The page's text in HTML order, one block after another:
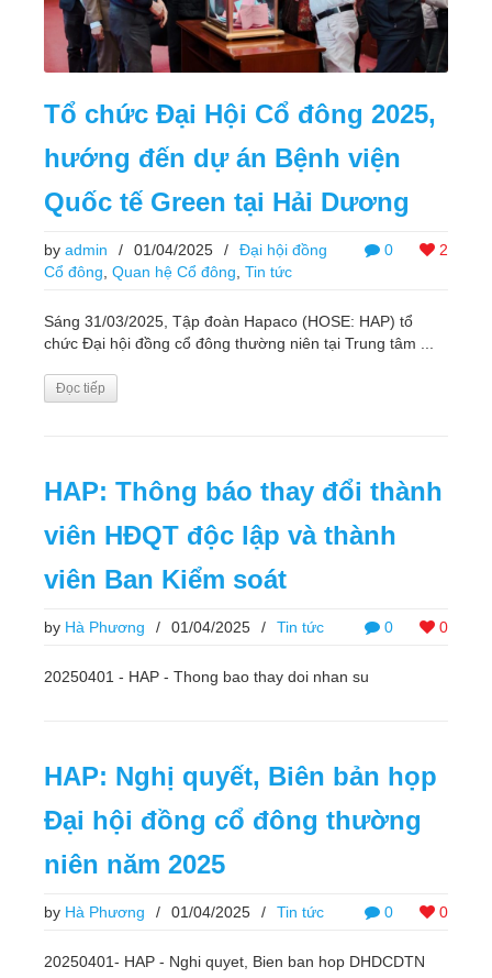
Tổ chức Đại Hội Cổ đông 2025,
hướng đến dự án Bệnh viện
Quốc tế Green tại Hải Dương
0 2
by admin / 01/04/2025 /
Đại hội đồng
Cổ đông Quan hệ Cổ đông Tin tức
Sáng 31/03/2025, Tập đoàn Hapaco (HOSE: HAP) tổ
chức Đại hội đồng cổ đông thường niên tại Trung tâm ...
Đọc tiếp
HAP: Thông báo thay đổi thành
viên HĐQT độc lập và thành
viên Ban Kiểm soát
0 0
by Hà Phương / 01/04/2025 / Tin tức
20250401 - HAP - Thong bao thay doi nhan su
HAP: Nghị quyết, Biên bản họp
Đại hội đồng cổ đông thường
niên năm 2025
0 0
by Hà Phương / 01/04/2025 / Tin tức
20250401- HAP - Nghi quyet, Bien ban hop DHDCDTN